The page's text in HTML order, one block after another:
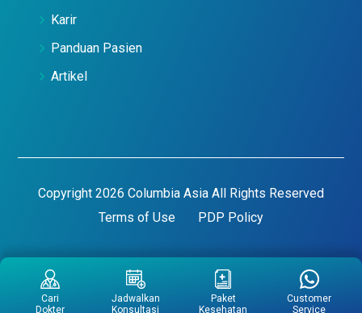
Karir
Panduan Pasien
Artikel
Copyright 2026 Columbia Asia All Rights Reserved
Terms of Use
PDP Policy
Cari
Dokter
Jadwalkan
Konsultasi
Paket
Kesehatan
Customer
Service